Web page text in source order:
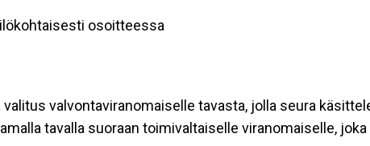
osoitteessa
valvontaviranomaiselle tavasta, jolla seura
tavalla suoraan toimivaltaiselle viranomaiselle,